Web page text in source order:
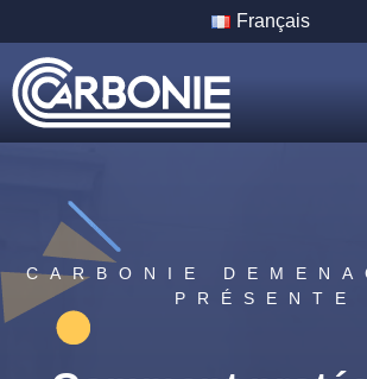
Français
CARBONIE
PRÉSENTE